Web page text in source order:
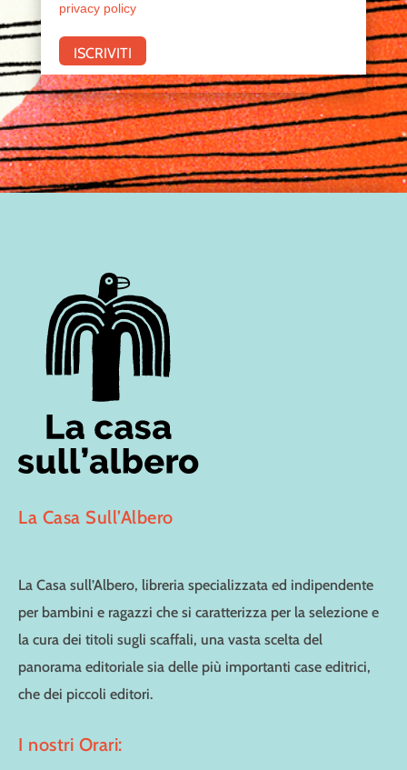
privacy policy
La Casa Sull’Albero
La Casa sull’Albero, libreria specializzata ed indipendente
per bambini e ragazzi che si caratterizza per la selezione e
la cura dei titoli sugli scaffali, una vasta scelta del
panorama editoriale sia delle più importanti case editrici,
che dei piccoli editori.
I nostri Orari: